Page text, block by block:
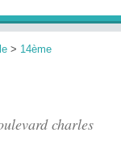
> 14ème
charles